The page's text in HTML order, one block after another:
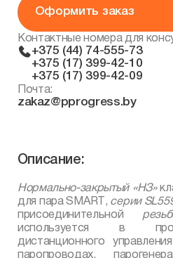
Оформить заказ
Контактные номера для
+375 (44) 74-555-73
+375 (17) 399-42-10
+375 (17) 399-42-09
Почта:
zakaz@pprogress.by
Описание:
Нормально-закрытый «НЗ»
для параSMART, серии SL
присоединительной
используется в
дистанционного
паропроводах,